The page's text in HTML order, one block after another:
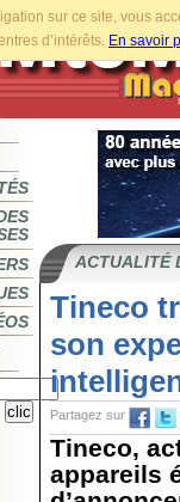
sur ce site, vous
d’intérêts. En savoir
ACTUALITÉ
Tineco
son
Partagez sur
Tineco,
appareils